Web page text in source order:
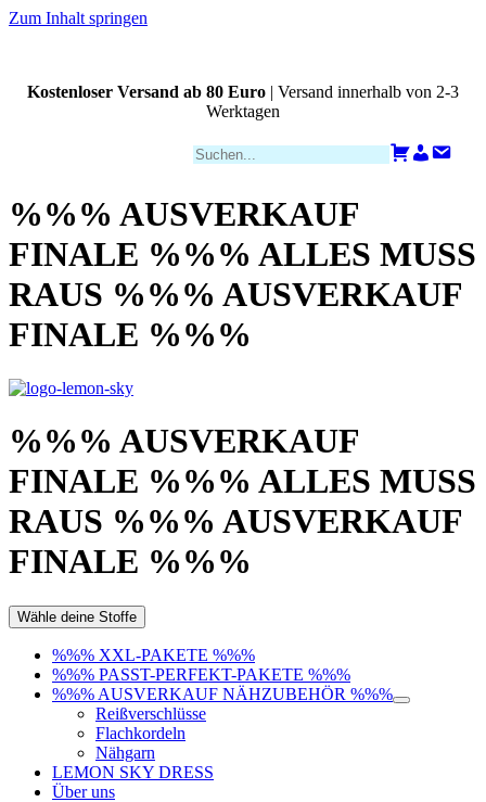
Zum Inhalt springen
Kostenloser Versand ab 80 Euro | Versand innerhalb von 2-3
Werktagen
Zahlungsarten
Warenkorb
Konto
%%% AUSVERKAUF
FINALE %%% ALLES MUSS
RAUS %%% AUSVERKAUF
FINALE %%%
%%% AUSVERKAUF
FINALE %%% ALLES MUSS
RAUS %%% AUSVERKAUF
FINALE %%%
Wähle deine Stoffe
%%% XXL-PAKETE %%%
%%% PASST-PERFEKT-PAKETE %%%
%%% AUSVERKAUF NÄHZUBEHÖR %%%
Reißverschlüsse
Flachkordeln
Nähgarn
LEMON SKY DRESS
Über uns